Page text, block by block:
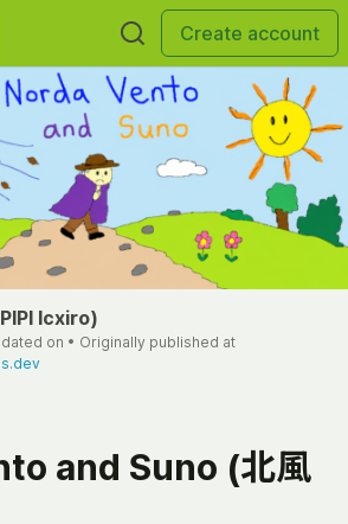
Create account
Icxiro)
on • Originally published at
and Suno (北風